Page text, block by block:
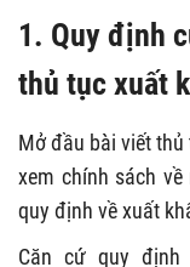
1. Quy định
thủ tục xuất
Mở đầu bài viết
xem chính sách
quy định về xuất
Căn cứ quy